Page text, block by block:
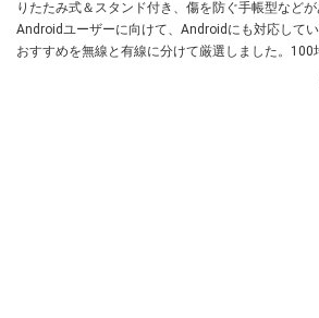
りたたみ式＆スタンド付き、傷を防ぐ手帳型などが
Androidユーザーに向けて、Androidにも対応して
おすすめを無線と有線に分けて厳選しました。100
クール・エレコム・バッファローまで、いろいろ